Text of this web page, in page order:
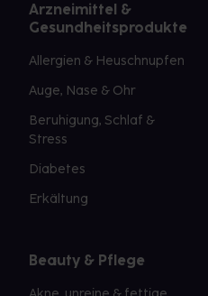
Arzneimittel &
Gesundheitsprodukte
Allergien & Heuschnupfen
Auge, Nase & Ohr
Beruhigung, Schlaf &
Stress
Diabetes
Erkältung
Beauty & Pflege